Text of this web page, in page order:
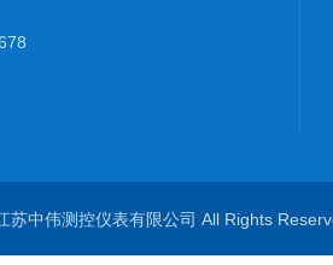
苏中伟测控仪表有限公司 All Rights